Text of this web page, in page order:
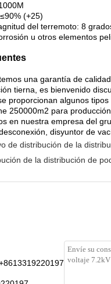
(+25)
del terremoto: 8
u otros elementos
una garantía de
tierna, es bienvenido
proporcionan algunos tipos
250000m2 para producción
en nuestra empresa del
disyuntor de
de distribución de la
de la distribución de